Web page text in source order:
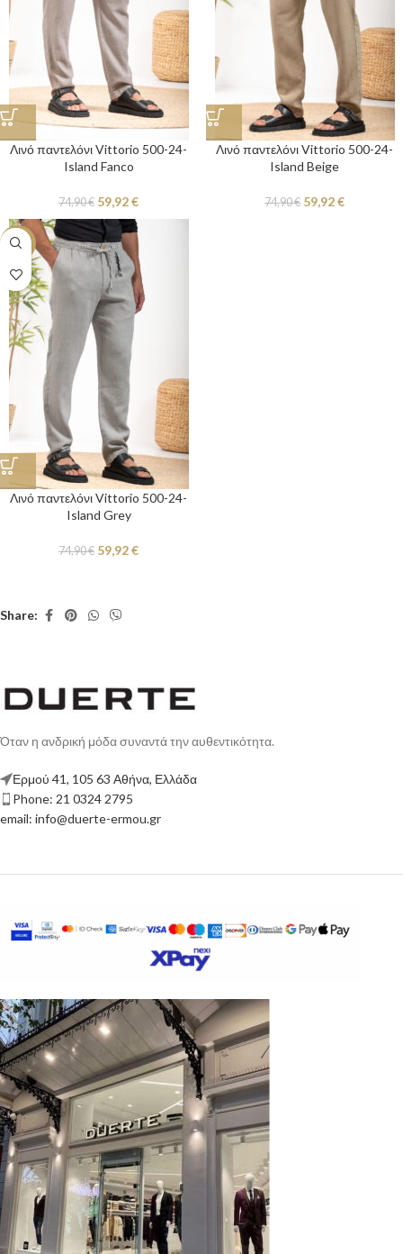
Λινό παντελόνι Vittorio 500-24-
Island Fanco
74,90€ 59,92€
Λινό παντελόνι Vittorio 500-24-
Island Beige
74,90€ 59,92€
-20%
Λινό παντελόνι Vittorio 500-24-
Island Grey
74,90€ 59,92€
Share:
Όταν η ανδρική μόδα συναντά την αυθεντικότητα.
Ερμού 41, 105 63 Αθήνα, Ελλάδα
Phone: 21 0324 2795
email: info@duerte-ermou.gr